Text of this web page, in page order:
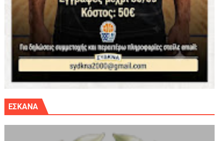
ΕΣΚΑΝΑ